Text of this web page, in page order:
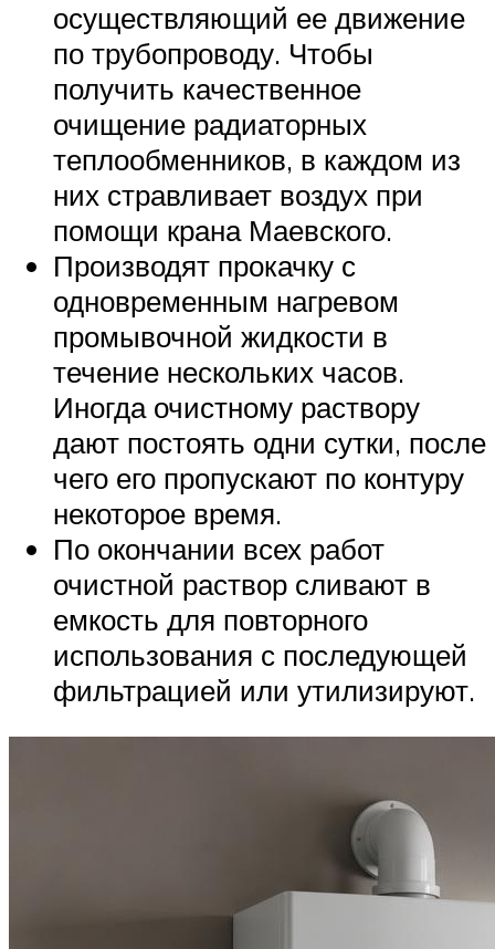
осуществляющий ее движение
по трубопроводу. Чтобы
получить качественное
очищение радиаторных
теплообменников, в каждом из
них стравливает воздух при
помощи крана Маевского.
Производят прокачку с
одновременным нагревом
промывочной жидкости в
течение нескольких часов.
Иногда очистному раствору
дают постоять одни сутки, после
чего его пропускают по контуру
некоторое время.
По окончании всех работ
очистной раствор сливают в
емкость для повторного
использования с последующей
фильтрацией или утилизируют.